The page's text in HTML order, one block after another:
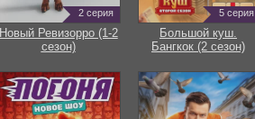
2 серия
Новый Ревизорро (1-2
сезон)
5 серия
Большой куш.
Бангкок (2 сезон)